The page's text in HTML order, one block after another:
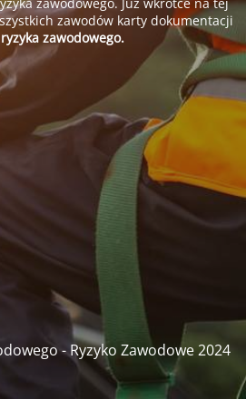
zawodów karty dokumentacji
zawodowego.
- Ryzyko Zawodowe 2024